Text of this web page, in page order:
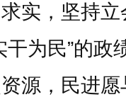
实，坚持
干为民”的政
源，民进